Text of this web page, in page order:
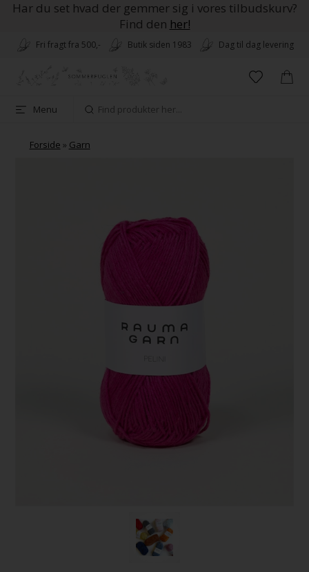
Har du set hvad der gemmer sig i vores tilbudskurv?
Find den her!
Fri fragt fra 500,- Butik siden 1983 Dag til dag levering
Menu
Forside » Garn